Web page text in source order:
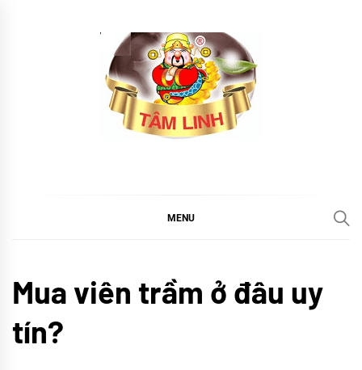
MENU
TÔI
ký
Trầm
Tâm
Mua viên trầm ở đâu uy
tín?